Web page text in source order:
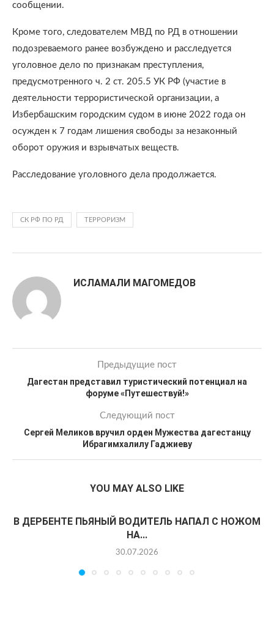
сообщении.
Кроме того, следователем МВД по РД в отношении
подозреваемого ранее возбуждено и расследуется
уголовное дело по признакам преступления,
предусмотренного ч. 2 ст. 205.5 УК РФ (участие в
деятельности террористической организации, а
Избербашским городским судом в июне 2022 года он
осужден к 7 годам лишения свободы за незаконный
оборот оружия и взрывчатых веществ.
Расследование уголовного дела продолжается.
СК РФ ПО РД ТЕРРОРИЗМ
ИСЛАМАЛИ МАГОМЕДОВ
Предыдущие пост
Дагестан представил туристический потенциал на
форуме «Путешествуй!»
Следующий пост
Сергей Меликов вручил орден Мужества дагестанцу
Ибрагимхалилу Гаджиеву
YOU MAY ALSO LIKE
В ДЕРБЕНТЕ ПЬЯНЫЙ ВОДИТЕЛЬ НАПАЛ С НОЖОМ
НА...
30.07.2026